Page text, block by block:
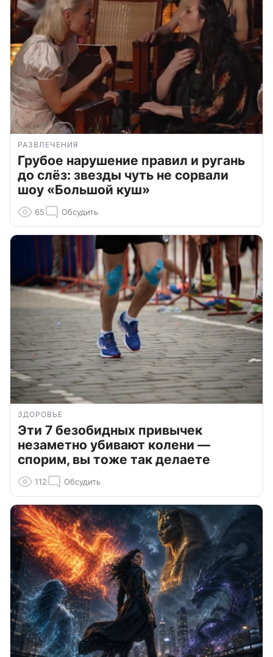
РАЗВЛЕЧЕНИЯ
Грубое нарушение правил и ругань
до слёз: звезды чуть не сорвали
шоу «Большой куш»
65 Обсудить
ЗДОРОВЬЕ
Эти 7 безобидных привычек
незаметно убивают колени —
спорим, вы тоже так делаете
112 Обсудить